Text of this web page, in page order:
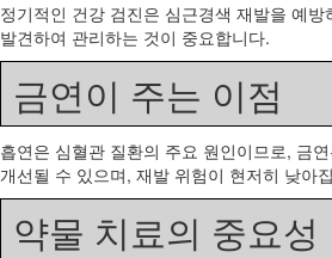
정기적인 건강 검진은 심근경색 재발을 예
발견하여 관리하는 것이 중요합니다.
금연이 주는 이점
흡연은 심혈관 질환의 주요 원인이므로, 금
개선될 수 있으며, 재발 위험이 현저히 낮아
약물 치료의 중요성